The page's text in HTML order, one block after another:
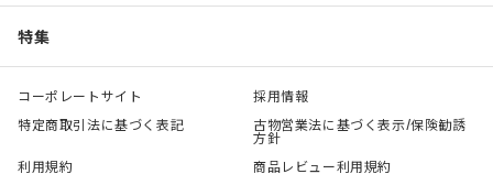
特集
コーポレートサイト
採用情報
特定商取引法に基づく表記
古物営業法に基づく表示/保険勧誘
方針
利用規約
商品レビュー利用規約